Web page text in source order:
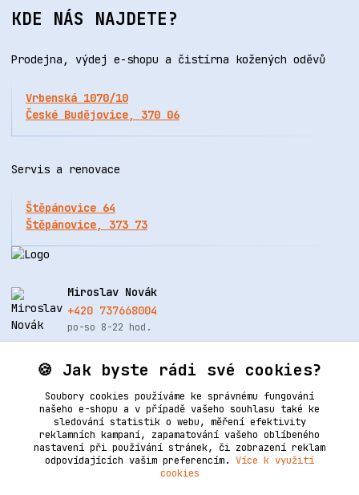
KDE NÁS NAJDETE?
Prodejna, výdej e-shopu a čistírna kožených oděvů
Vrbenská 1070/10
České Budějovice, 370 06
Servis a renovace
Štěpánovice 64
Štěpánovice, 373 73
Miroslav Novák
+420 737668004
po-so 8-22 hod.
info@renovacekuze.cz
🍪 Jak byste rádi své cookies?
Soubory cookies používáme ke správnému fungování
našeho e-shopu a v případě vašeho souhlasu také ke
sledování statistik o webu, měření efektivity
reklamních kampaní, zapamatování vašeho oblíbeného
nastavení při používání stránek, či zobrazení reklam
odpovídajících vašim preferencím. Více k využití
cookies